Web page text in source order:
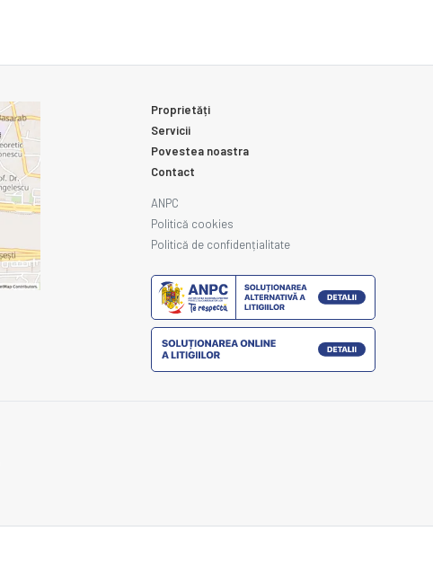
Proprietăți
Servicii
Povestea noastra
Contact
ANPC
Politică cookies
Politică de confidențialitate